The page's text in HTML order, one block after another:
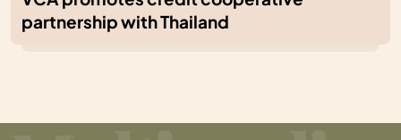
partnership with Thailand